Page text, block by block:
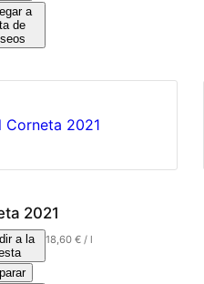
a
de
2021
18,60€/ l
a la